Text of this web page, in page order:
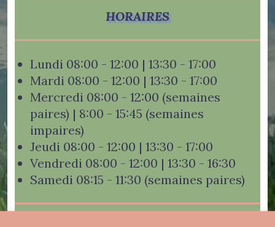
HORAIRES
Lundi 08:00 - 12:00 | 13:30 - 17:00
Mardi 08:00 - 12:00 | 13:30 - 17:00
Mercredi 08:00 - 12:00 (semaines
paires) | 8:00 - 15:45 (semaines
impaires)
Jeudi 08:00 - 12:00 | 13:30 - 17:00
Vendredi 08:00 - 12:00 | 13:30 - 16:30
Samedi 08:15 - 11:30 (semaines paires)